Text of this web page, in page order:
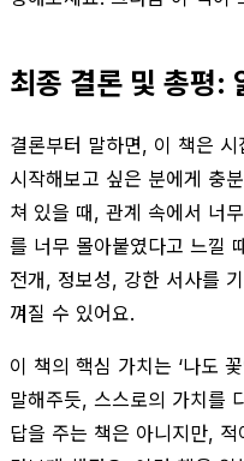
최종 결론 및 총평:
결론부터 말하면, 이 책은
시작해보고 싶은 분에게 충
쳐 있을 때, 관계 속에서 너
를 너무 몰아붙였다고 느낄
전개, 정보성, 강한 서사를
껴질 수 있어요.
이 책의 핵심 가치는 ‘나도
말해주듯, 스스로의 가치를
답을 주는 책은 아니지만,